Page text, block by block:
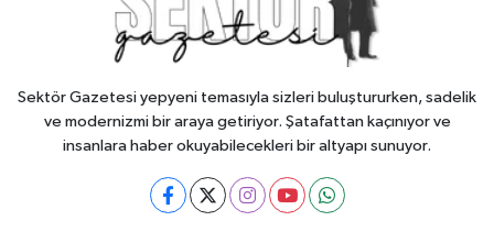
Sektör Gazetesi yepyeni temasıyla sizleri buluştururken, sadelik
ve modernizmi bir araya getiriyor. Şatafattan kaçınıyor ve
insanlara haber okuyabilecekleri bir altyapı sunuyor.